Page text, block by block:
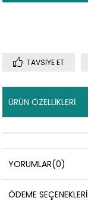
TAVSIYE ET
ÜRÜN ÖZELLIKLERI
YORUMLAR(0)
ÖDEME SEÇENEKLERI